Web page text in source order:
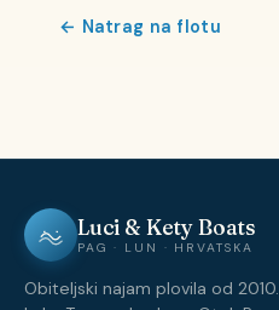
← Natrag na flotu
Luci & Kety Boats
PAG · LUN · HRVATSKA
Obiteljski najam plovila od 2010.